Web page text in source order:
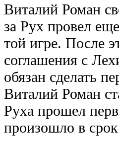
Виталий Роман
за Рух провел
той игре. После
соглашения с
обязан сделать
Виталий Роман
Руха прошел
произошло в